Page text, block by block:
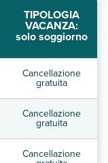
TIPOLOGIA
VACANZA:
solo soggiorno
Cancellazione
gratuita
Cancellazione
gratuita
Cancellazione